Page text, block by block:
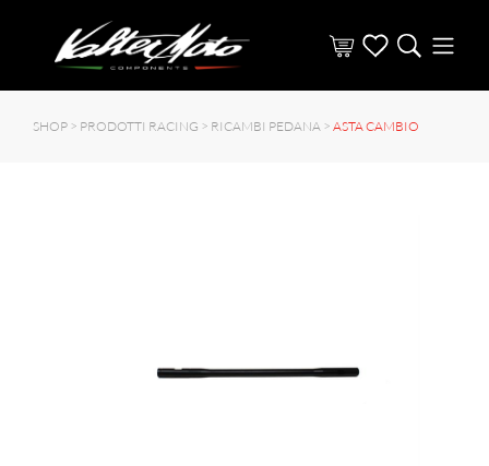
SHOP > PRODOTTI RACING > RICAMBI PEDANA > ASTA CAMBIO